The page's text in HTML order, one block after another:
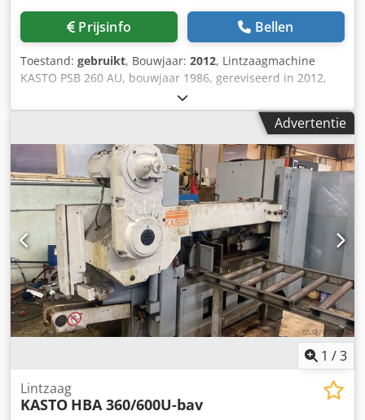
"Ingebouwde spanentransporteur met koeleenheid "
Aangebouwde schakelkast Staat : goed - binnenkort klaar
voor demonstratie Levering : uit voorraad - zoals
geïnspecteerd Betaling : strikt netto - na ontvangst factuur
Wij vragen naar uw bestelling. Andere zagen uit voorraad
Prijsinfo Bellen
Toestand: gebruikt, Bouwjaar: 2012, Lintzaagmachine
KASTO PSB 260 AU, bouwjaar 1986, gereviseerd in 2012,
maximale breedte 225 mm, maximale diameter 225 mm.
Dodpfozlpulex Aniowa
Advertentie
1 /3
Lintzaag
KASTO HBA 360/600U-bav